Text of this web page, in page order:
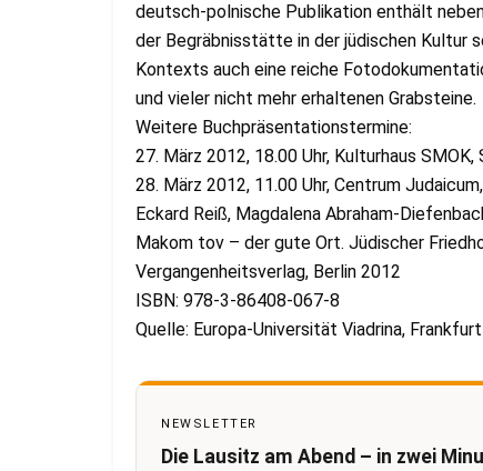
deutsch-polnische Publikation enthält
der Begräbnisstätte in der jüdischen Kultur
Kontexts auch eine reiche
und vieler nicht mehr erhaltenen Grabsteine.
Weitere Buchpräsentationstermine:
27. März 2012, 18.00 Uhr, Kulturhaus SMOK,
28. März 2012, 11.00 Uhr, Centrum
Eckard Reiß, Magdalena Abraham-
Makom tov – der gute Ort. Jüdischer
Vergangenheitsverlag, Berlin 2012
ISBN: 978-3-86408-067-8
Quelle: Europa-Universität Viadrina,
NEWSLETTER
Die Lausitz am Abend – in zwei